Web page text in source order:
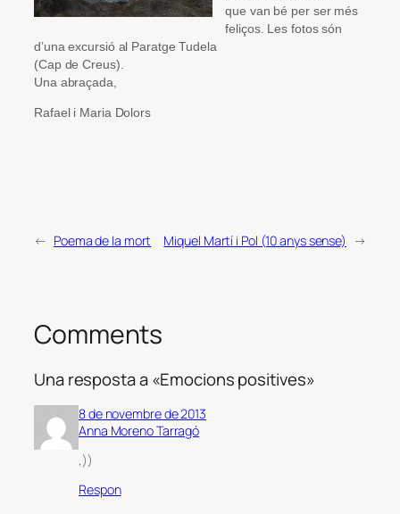
que van bé per ser més
feliços. Les fotos són
d’una excursió al Paratge Tudela
(Cap de Creus).
Una abraçada,
Rafael i Maria Dolors
← Poema de la mort Miquel Martí i Pol (10 anys sense) →
Comments
Una resposta a «Emocions positives»
8 de novembre de 2013
Anna Moreno Tarragó
,))
Respon